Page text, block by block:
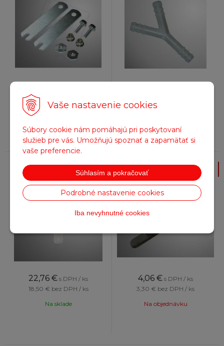
Vaše nastavenie cookies
Súbory cookie nám pomáhajú pri poskytovaní
služieb pre vás. Umožňujú spoznať a zapamätať si
vaše preferencie.
Súhlasím a pokračovať
Podrobné nastavenie cookies
Iba nevyhnutné cookies
9,02 €
T - kus pre palivové vedenie,
(10ks)
22,76 € s DPH / ks
18,50 € bez DPH / ks
Na sklade
Key GS 6X60-2 PEGSo6
4,06 € s DPH / ks
3,30 € bez DPH / ks
Na objednávku